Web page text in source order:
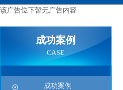
该广告位下暂无广告内容
成功案例
CASE
成功案例